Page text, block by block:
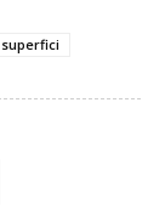
superfici